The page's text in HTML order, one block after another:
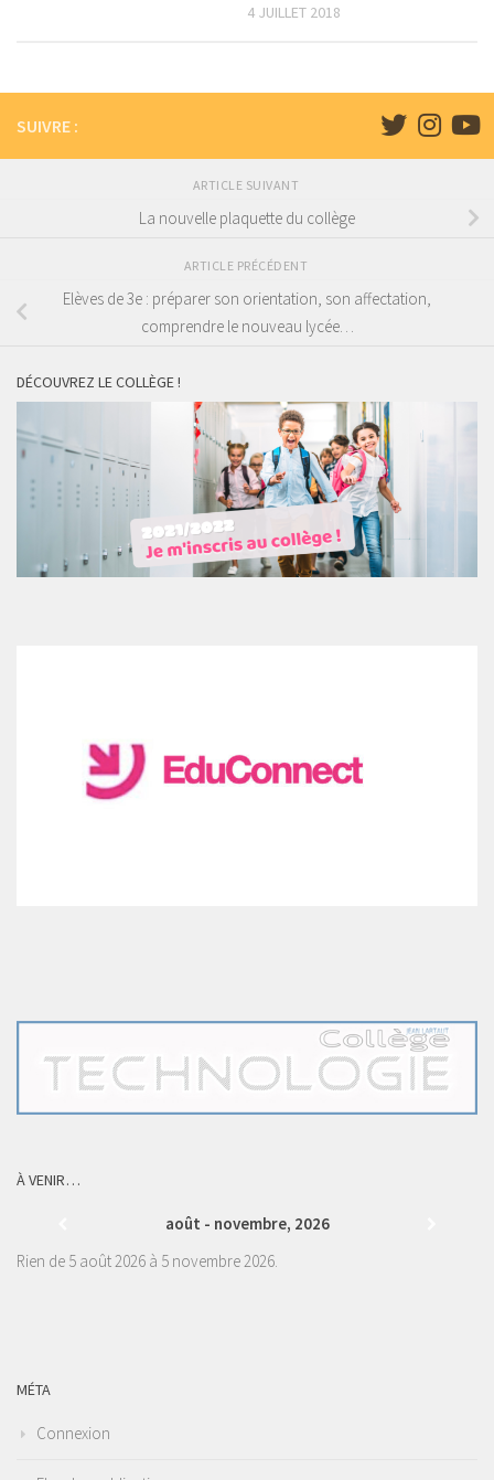
4 JUILLET 2018
SUIVRE :
ARTICLE SUIVANT
La nouvelle plaquette du collège
ARTICLE PRÉCÉDENT
Elèves de 3e : préparer son orientation, son affectation,
comprendre le nouveau lycée…
DÉCOUVREZ LE COLLÈGE !
À VENIR…
août - novembre, 2026
Rien de 5 août 2026 à 5 novembre 2026.
MÉTA
Connexion